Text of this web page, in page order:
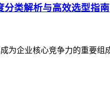
分类解析与高效选型指南
为企业核心竞争力的重要组